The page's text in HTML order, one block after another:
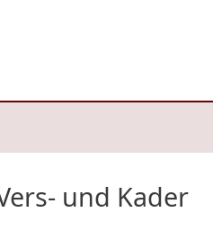
und Kader